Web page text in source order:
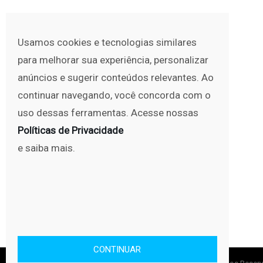
Usamos cookies e tecnologias similares
para melhorar sua experiência, personalizar
anúncios e sugerir conteúdos relevantes. Ao
continuar navegando, você concorda com o
uso dessas ferramentas. Acesse nossas
Políticas de Privacidade
e saiba mais.
CONTINUAR